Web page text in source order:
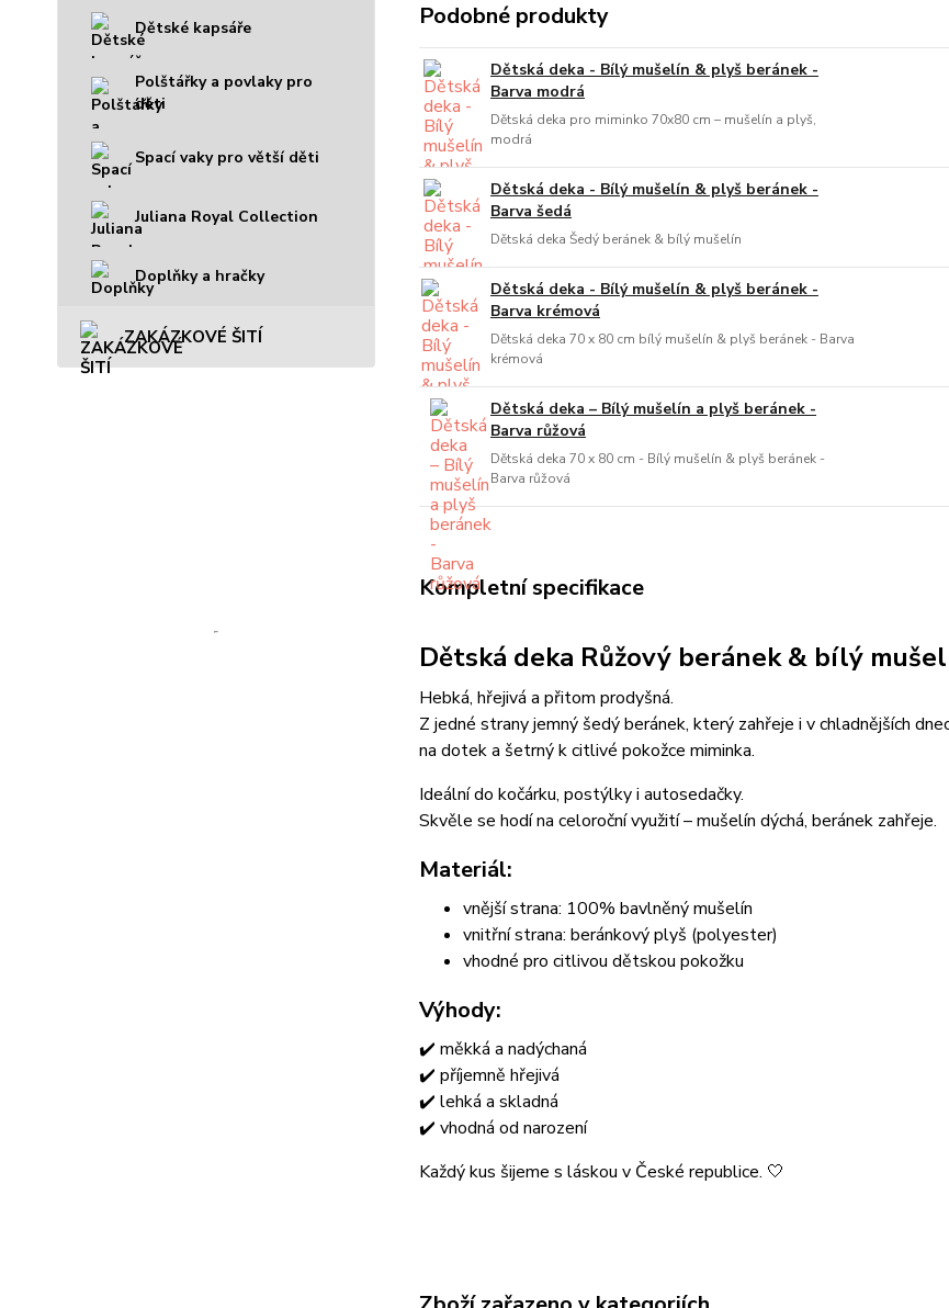
Dětské kapsáře
Polštářky a povlaky pro
děti
Spací vaky pro větší děti
Juliana Royal Collection
Doplňky a hračky
ZAKÁZKOVÉ ŠITÍ
Podobné produkty
Dětská deka - Bílý mušelín & plyš beránek -
Barva modrá
Dětská deka pro miminko 70x80 cm – mušelín a plyš,
modrá
Dětská deka - Bílý mušelín & plyš beránek -
Barva šedá
Dětská deka Šedý beránek & bílý mušelín
Dětská deka - Bílý mušelín & plyš beránek -
Barva krémová
Dětská deka 70 x 80 cm bílý mušelín & plyš beránek - Barva
krémová
Dětská deka – Bílý mušelín a plyš beránek -
Barva růžová
Dětská deka 70 x 80 cm - Bílý mušelín & plyš beránek -
Barva růžová
Kompletní specifikace
Dětská deka Růžový beránek & bílý
Hebká, hřejivá a přitom prodyšná.
Z jedné strany jemný šedý beránek, který zahřeje i v chladnějších
na dotek a šetrný k citlivé pokožce miminka.
Ideální do kočárku, postýlky i autosedačky.
Skvěle se hodí na celoroční využití – mušelín dýchá, beránek zahřeje.
Materiál:
vnější strana: 100% bavlněný mušelín
vnitřní strana: beránkový plyš (polyester)
vhodné pro citlivou dětskou pokožku
Výhody:
✔️ měkká a nadýchaná
✔️ příjemně hřejivá
✔️ lehká a skladná
✔️ vhodná od narození
Každý kus šijeme s láskou v České republice. 🤍